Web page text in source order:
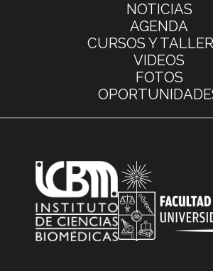
NOTICIAS
AGENDA
CURSOS Y
VIDEOS
FOTOS